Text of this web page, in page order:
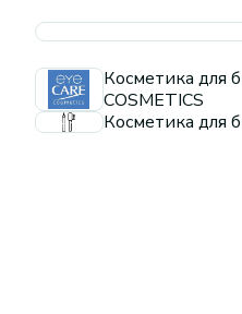
Косметика для
COSMETICS
Косметика для